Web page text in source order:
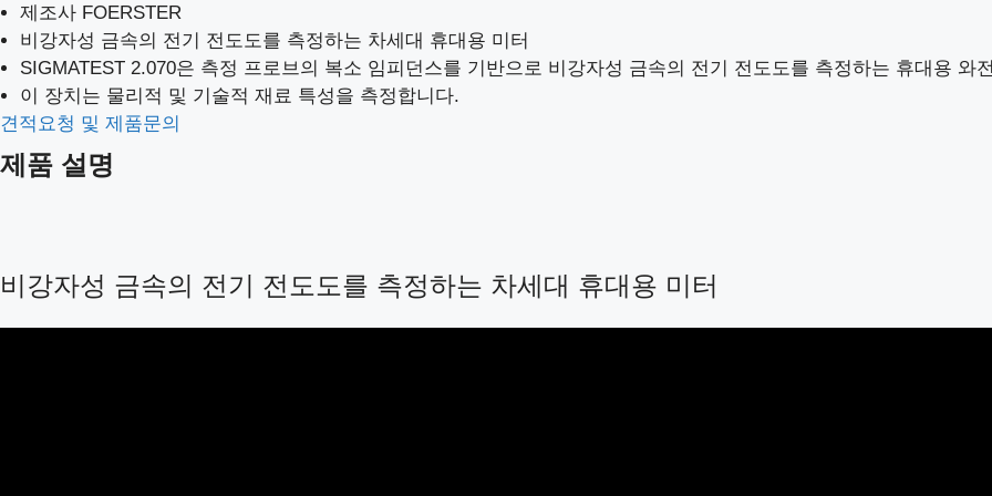
제조사 FOERSTER
비강자성 금속의 전기 전도도를 측정하는 차세대 휴대용 미터
SIGMATEST 2.070은 측정 프로브의 복소 임피던스를 기반으로 비강자성 금속의 전기 전도도를 측정하는 휴대용 와
이 장치는 물리적 및 기술적 재료 특성을 측정합니다.
견적요청 및 제품문의
제품 설명
비강자성 금속의 전기 전도도를 측정하는 차세대 휴대용 미터